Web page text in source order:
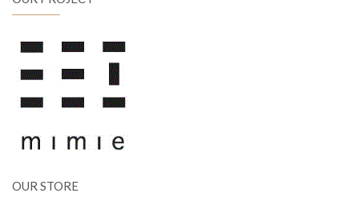
OUR STORE